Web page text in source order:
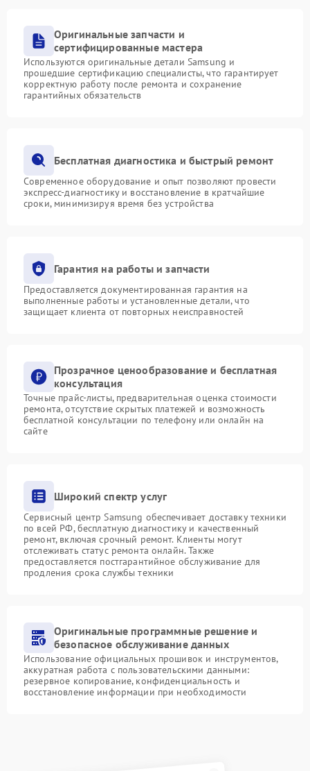
Оригинальные запчасти и
сертифицированные мастера
Используются оригинальные детали Samsung и
прошедшие сертификацию специалисты, что гарантирует
корректную работу после ремонта и сохранение
гарантийных обязательств
Бесплатная диагностика и быстрый ремонт
Современное оборудование и опыт позволяют провести
экспресс-диагностику и восстановление в кратчайшие
сроки, минимизируя время без устройства
Гарантия на работы и запчасти
Предоставляется документированная гарантия на
выполненные работы и установленные детали, что
защищает клиента от повторных неисправностей
Прозрачное ценообразование и бесплатная
консультация
Точные прайс-листы, предварительная оценка стоимости
ремонта, отсутствие скрытых платежей и возможность
бесплатной консультации по телефону или онлайн на
сайте
Широкий спектр услуг
Сервисный центр Samsung обеспечивает доставку техники
по всей РФ, бесплатную диагностику и качественный
ремонт, включая срочный ремонт. Клиенты могут
отслеживать статус ремонта онлайн. Также
предоставляется постгарантийное обслуживание для
продления срока службы техники
Оригинальные программные решение и
безопасное обслуживание данных
Использование официальных прошивок и инструментов,
аккуратная работа с пользовательскими данными:
резервное копирование, конфиденциальность и
восстановление информации при необходимости